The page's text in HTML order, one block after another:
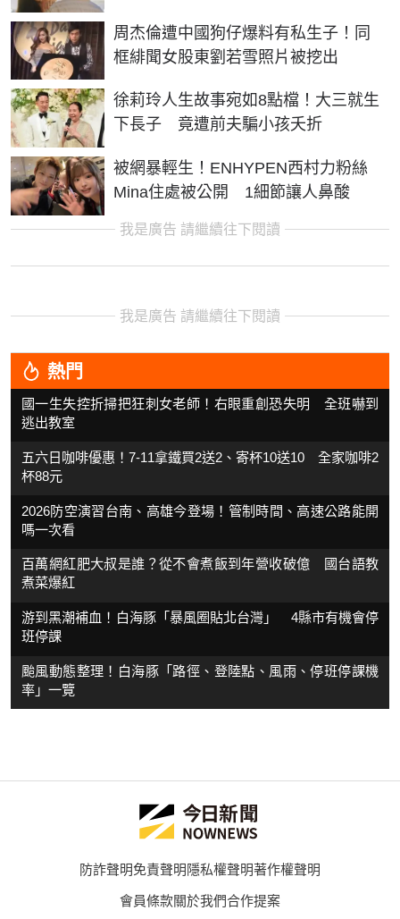
周杰倫遭中國狗仔爆料有私生子！同
框緋聞女股東劉若雪照片被挖出
徐莉玲人生故事宛如8點檔！大三就生
下長子 竟遭前夫騙小孩夭折
被網暴輕生！ENHYPEN西村力粉絲
Mina住處被公開 1細節讓人鼻酸
我是廣告 請繼續往下閱讀
我是廣告 請繼續往下閱讀
熱門
國一生失控折掃把狂刺女老師！右眼重創恐失明 全班嚇到
逃出教室
五六日咖啡優惠！7-11拿鐵買2送2、寄杯10送10 全家咖啡2
杯88元
2026防空演習台南、高雄今登場！管制時間、高速公路能開
嗎一次看
百萬網紅肥大叔是誰？從不會煮飯到年營收破億 國台語教
煮菜爆紅
游到黑潮補血！白海豚「暴風圈貼北台灣」 4縣市有機會停
班停課
颱風動態整理！白海豚「路徑、登陸點、風雨、停班停課機
率」一覽
防詐聲明免責聲明隱私權聲明著作權聲明
會員條款關於我們合作提案